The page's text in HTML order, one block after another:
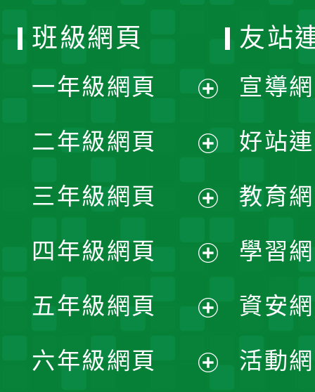
班級網頁
一年級網頁
開
選
單
二年級網頁
開
選
單
三年級網頁
開
選
單
四年級網頁
開
選
五年級網頁
開
六年級網頁
友站
宣導
好站
教育
學習
資安
活動